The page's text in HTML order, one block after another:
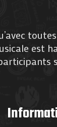
est